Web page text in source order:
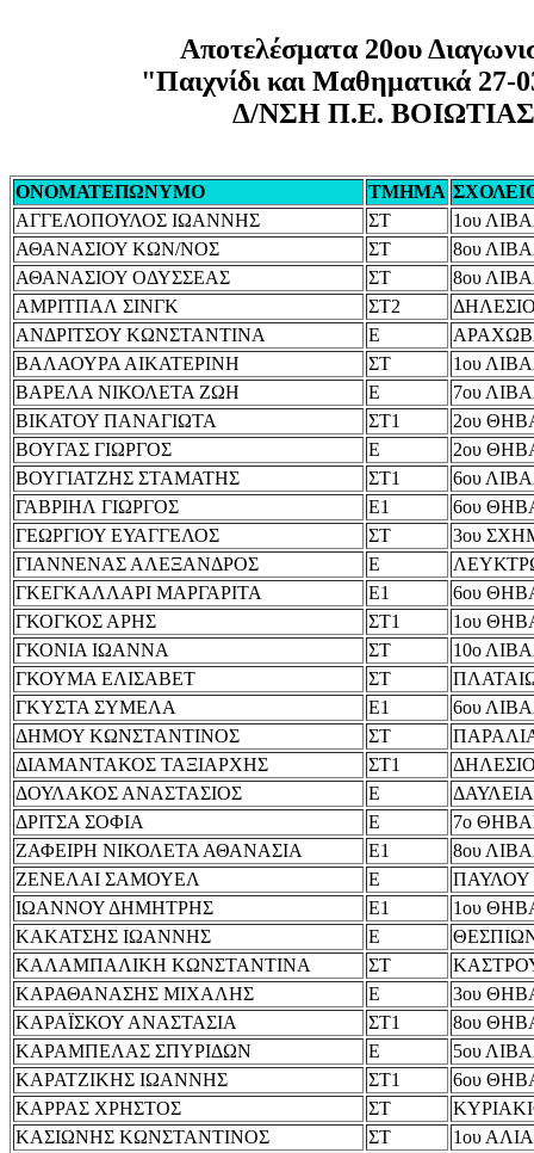
Αποτελέσματα 20ου
"Παιχνίδι και Μαθηματικά 27-
Δ/ΝΣΗ Π.Ε. ΒΟΙΩΤΙΑΣ
ΟΝΟΜΑΤΕΠΩΝΥΜΟ ΤΜΗΜΑ
ΑΓΓΕΛΟΠΟΥΛΟΣ ΙΩΑΝΝΗΣ
ΣΤ
1ου
ΑΘΑΝΑΣΙΟΥ ΚΩΝ/ΝΟΣ
ΣΤ
8ου
ΑΘΑΝΑΣΙΟΥ ΟΔΥΣΣΕΑΣ
ΣΤ
8ου
ΑΜΡΙΤΠΑΛ ΣΙΝΓΚ
ΣΤ2
ΑΝΔΡΙΤΣΟΥ ΚΩΝΣΤΑΝΤΙΝΑ
Ε
ΒΑΛΑΟΥΡΑ ΑΙΚΑΤΕΡΙΝΗ
ΣΤ
1ου
ΒΑΡΕΛΑ ΝΙΚΟΛΕΤΑ ΖΩΗ
Ε
7ου
ΒΙΚΑΤΟΥ ΠΑΝΑΓΙΩΤΑ
ΣΤ1
2ου
ΒΟΥΓΑΣ ΓΙΩΡΓΟΣ
Ε
2ου
ΒΟΥΓΙΑΤΖΗΣ ΣΤΑΜΑΤΗΣ
ΣΤ1
6ου
ΓΑΒΡΙΗΛ ΓΙΩΡΓΟΣ
Ε1
6ου
ΓΕΩΡΓΙΟΥ ΕΥΑΓΓΕΛΟΣ
ΣΤ
3ου
ΓΙΑΝΝΕΝΑΣ ΑΛΕΞΑΝΔΡΟΣ
Ε
ΓΚΕΓΚΑΛΛΑΡΙ ΜΑΡΓΑΡΙΤΑ
Ε1
6ου
ΓΚΟΓΚΟΣ ΑΡΗΣ
ΣΤ1
1ου
ΓΚΟΝΙΑ ΙΩΑΝΝΑ
ΣΤ
10ο
ΓΚΟΥΜΑ ΕΛΙΣΑΒΕΤ
ΣΤ
ΓΚΥΣΤΑ ΣΥΜΕΛΑ
Ε1
6ου
ΔΗΜΟΥ ΚΩΝΣΤΑΝΤΙΝΟΣ
ΣΤ
ΔΙΑΜΑΝΤΑΚΟΣ ΤΑΞΙΑΡΧΗΣ
ΣΤ1
ΔΟΥΛΑΚΟΣ ΑΝΑΣΤΑΣΙΟΣ
Ε
ΔΡΙΤΣΑ ΣΟΦΙΑ
Ε
7ο
ΖΑΦΕΙΡΗ ΝΙΚΟΛΕΤΑ ΑΘΑΝΑΣΙΑ
Ε1
8ου
ΖΕΝΕΛΑΙ ΣΑΜΟΥΕΛ
Ε
ΠΑΥΛΟΥ
ΙΩΑΝΝΟΥ ΔΗΜΗΤΡΗΣ
Ε1
1ου
ΚΑΚΑΤΣΗΣ ΙΩΑΝΝΗΣ
Ε
ΚΑΛΑΜΠΑΛΙΚΗ ΚΩΝΣΤΑΝΤΙΝΑ
ΣΤ
ΚΑΡΑΘΑΝΑΣΗΣ ΜΙΧΑΛΗΣ
Ε
3ου
ΚΑΡΑΪΣΚΟΥ ΑΝΑΣΤΑΣΙΑ
ΣΤ1
8ου
ΚΑΡΑΜΠΕΛΑΣ ΣΠΥΡΙΔΩΝ
Ε
5ου
ΚΑΡΑΤΖΙΚΗΣ ΙΩΑΝΝΗΣ
ΣΤ1
6ου
ΚΑΡΡΑΣ ΧΡΗΣΤΟΣ
ΣΤ
ΚΑΣΙΩΝΗΣ ΚΩΝΣΤΑΝΤΙΝΟΣ
ΣΤ
1ου